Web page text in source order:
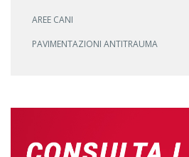
AREE CANI
PAVIMENTAZIONI ANTITRAUMA